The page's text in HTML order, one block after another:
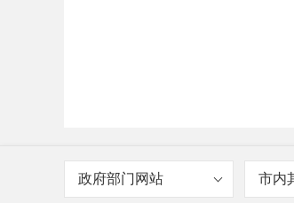
政府部门网站 市内